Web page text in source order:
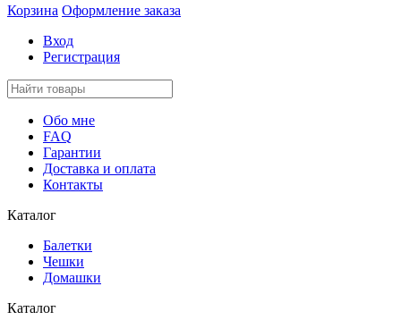
Корзина Оформление заказа
Вход
Регистрация
Обо мне
FAQ
Гарантии
Доставка и оплата
Контакты
Каталог
Балетки
Чешки
Домашки
Каталог